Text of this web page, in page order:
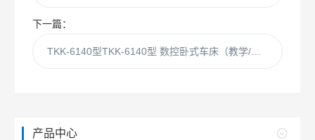
下一篇：
产品中心